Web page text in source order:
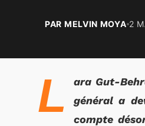
PAR MELVIN MOYA 2
L
ara Gut-
général a
compte